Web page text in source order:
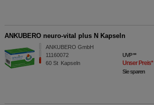
ANKUBERO neuro-vital plus N Kapseln
ANKUBERO GmbH
11160072
60 St Kapseln
UVP**
Unser Preis*
Sie sparen